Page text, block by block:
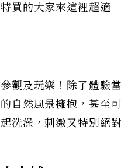
買的大家來這裡超適
觀及玩樂！除了體驗當
自然風景擁抱，甚至可
洗澡，刺激又特別絕對